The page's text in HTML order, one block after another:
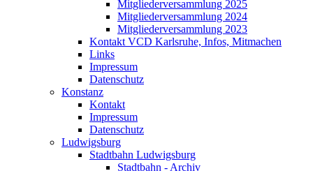
Mitgliederversammlung 2025
Mitgliederversammlung 2024
Mitgliederversammlung 2023
Kontakt VCD Karlsruhe, Infos, Mitmachen
Links
Impressum
Datenschutz
Konstanz
Kontakt
Impressum
Datenschutz
Ludwigsburg
Stadtbahn Ludwigsburg
Stadtbahn - Archiv